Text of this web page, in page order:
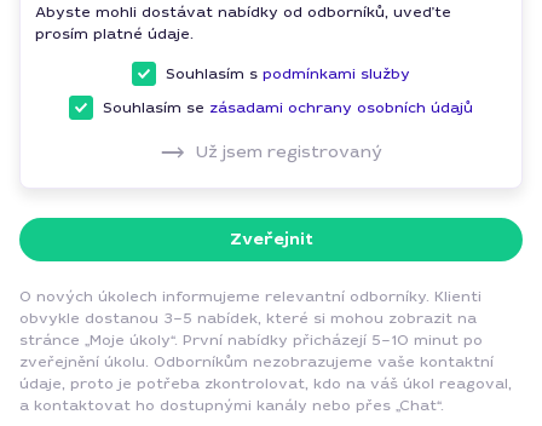
Abyste mohli dostávat nabídky od odborníků, uveďte
prosím platné údaje.
Souhlasím s podmínkami služby
Souhlasím se zásadami ochrany osobních údajů
Už jsem registrovaný
Zveřejnit
O nových úkolech informujeme relevantní odborníky. Klienti
obvykle dostanou 3–5 nabídek, které si mohou zobrazit na
stránce „Moje úkoly“. První nabídky přicházejí 5–10 minut po
zveřejnění úkolu. Odborníkům nezobrazujeme vaše kontaktní
údaje, proto je potřeba zkontrolovat, kdo na váš úkol reagoval,
a kontaktovat ho dostupnými kanály nebo přes „Chat“.